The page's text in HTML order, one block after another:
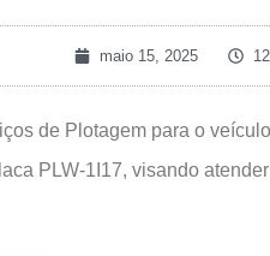
maio 15, 2025
de Plotagem para o
PLW-1I17, visando